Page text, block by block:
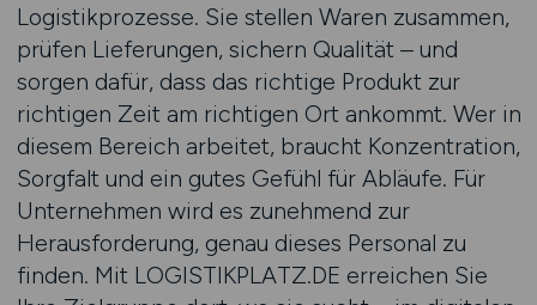
Logistikprozesse. Sie stellen Waren zusammen,
prüfen Lieferungen, sichern Qualität – und
sorgen dafür, dass das richtige Produkt zur
richtigen Zeit am richtigen Ort ankommt. Wer in
diesem Bereich arbeitet, braucht Konzentration,
Sorgfalt und ein gutes Gefühl für Abläufe. Für
Unternehmen wird es zunehmend zur
Herausforderung, genau dieses Personal zu
finden. Mit LOGISTIKPLATZ.DE erreichen Sie